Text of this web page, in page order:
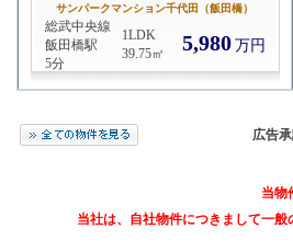
サンパークマンション千代田（飯田橋）
総武中央線
飯田橋駅
5分
1LDK
39.75㎡
5,980 万円
広告
当物
当社は、自社物件につきまして一